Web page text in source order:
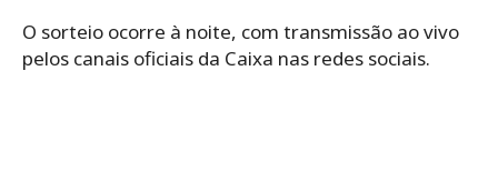
O sorteio ocorre à noite, com transmissão ao vivo
pelos canais oficiais da Caixa nas redes sociais.